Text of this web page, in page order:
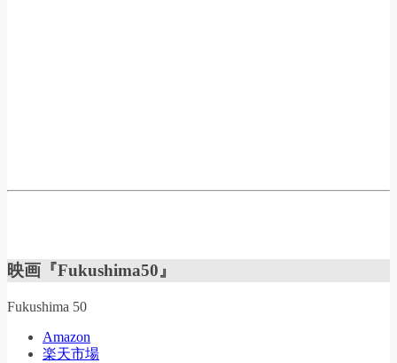
映画『Fukushima50』
Fukushima 50
Amazon
楽天市場